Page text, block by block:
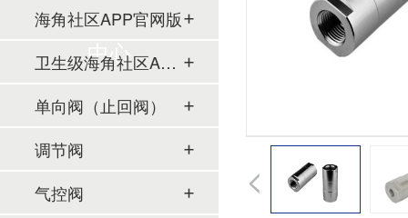
中心
海角社区APP官网版
卫生级海角社区APP简版下载
单向阀（止回阀）
调节阀
气控阀